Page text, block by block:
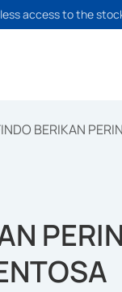
access to the
BERIKAN